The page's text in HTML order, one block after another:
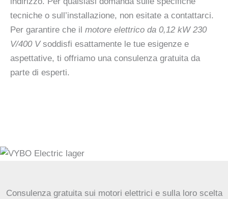
tecniche o sull’installazione, non esitate a contattarci.
Per garantire che il motore elettrico da 0,12 kW 230
V/400 Vsoddisfi esattamente le tue esigenze e
aspettative, ti offriamo una consulenza gratuita da
parte di esperti.
Consulenza gratuita sui motori elettrici e sulla loro scelta